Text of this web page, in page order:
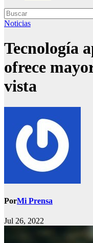
Noticias
Tecnología
ofrece
vista
PorMi Prensa
Jul 26, 2022